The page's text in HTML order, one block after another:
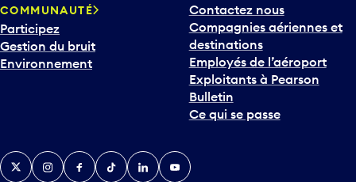
COMMUNAUTÉ
Participez
Gestion du bruit
Environnement
Contactez nous
Compagnies aériennes et
destinations
Employés de l’aéroport
Exploitants à Pearson
Bulletin
Ce qui se passe
TwitterInstagramFacebook
TikTokLinkedInYouTube